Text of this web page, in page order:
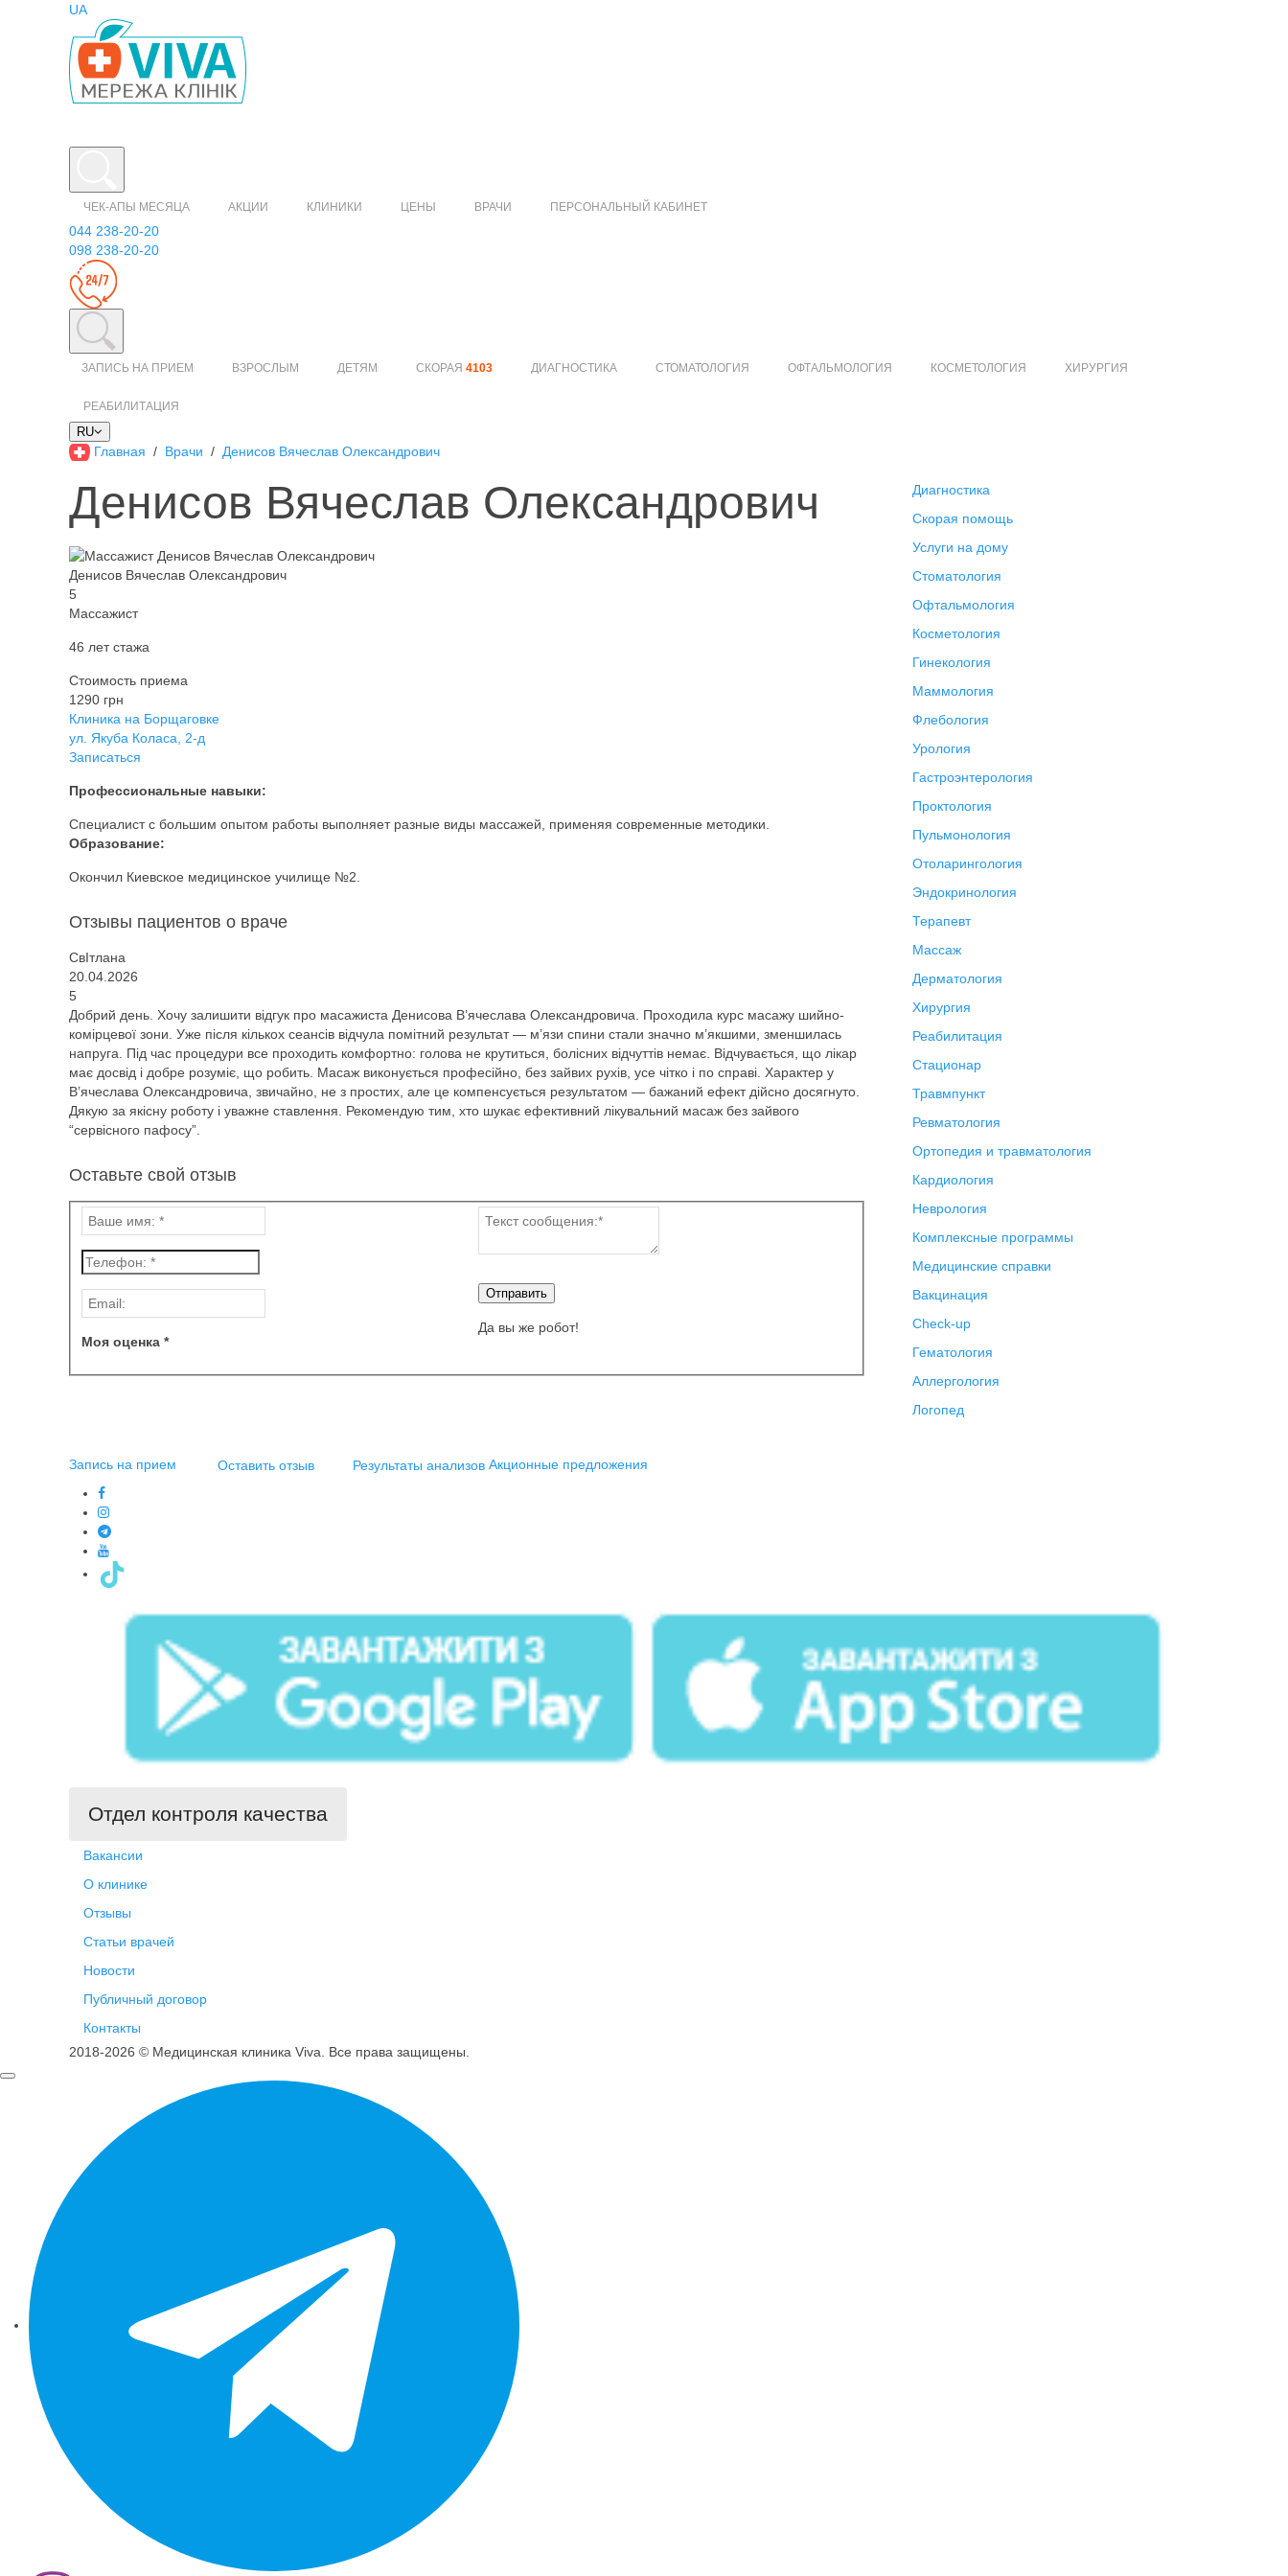
UA
ЧЕК-АПЫ МЕСЯЦА АКЦИИ КЛИНИКИ ЦЕНЫ ВРАЧИ ПЕРСОНАЛЬНЫЙ КАБИНЕТ
044 238-20-20
098 238-20-20
ЗАПИСЬ НА ПРИЕМ ВЗРОСЛЫМ ДЕТЯМ СКОРАЯ 4103 ДИАГНОСТИКА СТОМАТОЛОГИЯ ОФТАЛЬМОЛОГИЯ КОСМЕТОЛОГИЯ ХИРУРГИЯ
РЕАБИЛИТАЦИЯ
RU
Главная Врачи Денисов Вячеслав Олександрович
Денисов Вячеслав Олександрович
Денисов Вячеслав Олександрович
5
Массажист
46 лет стажа
Стоимость приема
1290 грн
Клиника на Борщаговке
ул. Якуба Коласа, 2-д
Записаться
Профессиональные навыки:
Специалист с большим опытом работы выполняет разные виды массажей, применяя современные методики.
Образование:
Окончил Киевское медицинское училище №2.
Отзывы пациентов о враче
СвIтлана
20.04.2026
5
Добрий день. Хочу залишити відгук про масажиста Денисова В’ячеслава Олександровича. Проходила курс масажу шийно-
комірцевої зони. Уже після кількох сеансів відчула помітний результат — м’язи спини стали значно м’якшими, зменшилась
напруга. Під час процедури все проходить комфортно: голова не крутиться, болісних відчуттів немає. Відчувається, що лікар
має досвід і добре розуміє, що робить. Масаж виконується професійно, без зайвих рухів, усе чітко і по справі. Характер у
В’ячеслава Олександровича, звичайно, не з простих, але це компенсується результатом — бажаний ефект дійсно досягнуто.
Дякую за якісну роботу і уважне ставлення. Рекомендую тим, хто шукає ефективний лікувальний масаж без зайвого
“сервісного пафосу”.
Оставьте свой отзыв
Моя оценка *
Отправить
Да вы же робот!
Диагностика
Скорая помощь
Услуги на дому
Стоматология
Офтальмология
Косметология
Гинекология
Маммология
Флебология
Урология
Гастроэнтерология
Проктология
Пульмонология
Отоларингология
Эндокринология
Терапевт
Массаж
Дерматология
Хирургия
Реабилитация
Стационар
Травмпункт
Ревматология
Ортопедия и травматология
Кардиология
Неврология
Комплексные программы
Медицинские справки
Вакцинация
Check-up
Гематология
Аллергология
Логопед
Запись на прием Оставить отзыв Результаты анализов Акционные предложения
Отдел контроля качества
Вакансии
О клинике
Отзывы
Статьи врачей
Новости
Публичный договор
Контакты
2018-2026 © Медицинская клиника Viva. Все права защищены.